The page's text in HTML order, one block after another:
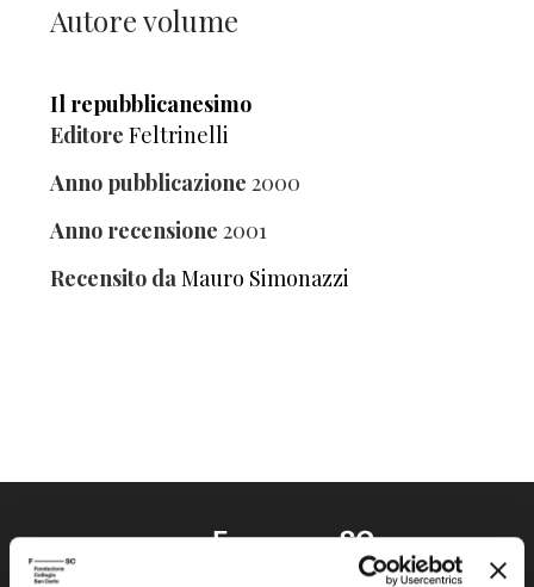
Autore volume
Il repubblicanesimo
Editore Feltrinelli
Anno pubblicazione 2000
Anno recensione 2001
Recensito daMauro Simonazzi